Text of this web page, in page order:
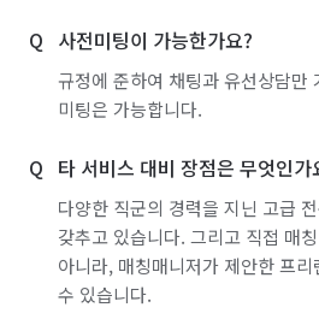
사전미팅이 가능한가요?
규정에 준하여 채팅과 유선상담만
미팅은 가능합니다.
타 서비스 대비 장점은 무엇인가
다양한 직군의 경력을 지닌 고급
갖추고 있습니다. 그리고 직접 매
아니라, 매칭매니저가 제안한 프
수 있습니다.